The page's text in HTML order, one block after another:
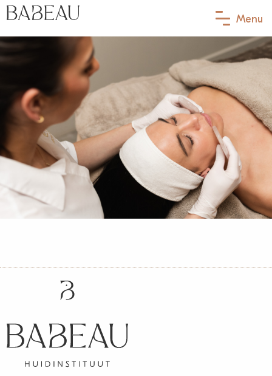
Behandelingen
Ik heb last van…
Babeau membership
Contact
Afspraak maken
Jouw eerste afspraak
Menu